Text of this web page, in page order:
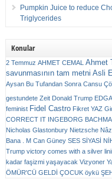
Pumpkin Juice to reduce
Triglycerides
Konular
2 Temmuz AHMET CEMAL Ahmet
savunmasının tam metni Asli
Aysan Bu Tufandan Sonra Cansu
gestundete Zeit Donald Trump
feminist Fidel Castro Fikret YAZ
CORRECT IT INGEBORG
Nicholas Glastonbury Nietzsche
Bana . M Can Güney SES SİYASİ
Trump victory comes with a silver
kadar faşizmi yaşayacak Vizyoner
ÖMÜR'CÜ GELDİ ÇOCUK öykü